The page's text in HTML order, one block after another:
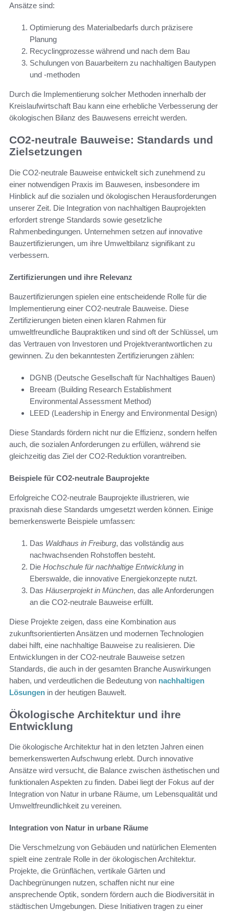
Ansätze sind:
Optimierung des Materialbedarfs durch präzisere
Planung
Recyclingprozesse während und nach dem Bau
Schulungen von Bauarbeitern zu nachhaltigen Bautypen
und -methoden
Durch die Implementierung solcher Methoden innerhalb der
Kreislaufwirtschaft Bau kann eine erhebliche Verbesserung der
ökologischen Bilanz des Bauwesens erreicht werden.
CO2-neutrale Bauweise: Standards und
Zielsetzungen
Die CO2-neutrale Bauweise entwickelt sich zunehmend zu
einer notwendigen Praxis im Bauwesen, insbesondere im
Hinblick auf die sozialen und ökologischen Herausforderungen
unserer Zeit. Die Integration von nachhaltigen Bauprojekten
erfordert strenge Standards sowie gesetzliche
Rahmenbedingungen. Unternehmen setzen auf innovative
Bauzertifizierungen, um ihre Umweltbilanz signifikant zu
verbessern.
Zertifizierungen und ihre Relevanz
Bauzertifizierungen spielen eine entscheidende Rolle für die
Implementierung einer CO2-neutrale Bauweise. Diese
Zertifizierungen bieten einen klaren Rahmen für
umweltfreundliche Baupraktiken und sind oft der Schlüssel, um
das Vertrauen von Investoren und Projektverantwortlichen zu
gewinnen. Zu den bekanntesten Zertifizierungen zählen:
DGNB (Deutsche Gesellschaft für Nachhaltiges Bauen)
Breeam (Building Research Establishment
Environmental Assessment Method)
LEED (Leadership in Energy and Environmental Design)
Diese Standards fördern nicht nur die Effizienz, sondern helfen
auch, die sozialen Anforderungen zu erfüllen, während sie
gleichzeitig das Ziel der CO2-Reduktion vorantreiben.
Beispiele für CO2-neutrale Bauprojekte
Erfolgreiche CO2-neutrale Bauprojekte illustrieren, wie
praxisnah diese Standards umgesetzt werden können. Einige
bemerkenswerte Beispiele umfassen:
Das Waldhaus in Freiburg, das vollständig aus
nachwachsenden Rohstoffen besteht.
Die Hochschule für nachhaltige Entwicklung in
Eberswalde, die innovative Energiekonzepte nutzt.
Das Häuserprojekt in München, das alle Anforderungen
an die CO2-neutrale Bauweise erfüllt.
Diese Projekte zeigen, dass eine Kombination aus
zukunftsorientierten Ansätzen und modernen Technologien
dabei hilft, eine nachhaltige Bauweise zu realisieren. Die
Entwicklungen in der CO2-neutrale Bauweise setzen
Standards, die auch in der gesamten Branche Auswirkungen
haben, und verdeutlichen die Bedeutung von nachhaltigen
Lösungen in der heutigen Bauwelt.
Ökologische Architektur und ihre
Entwicklung
Die ökologische Architektur hat in den letzten Jahren einen
bemerkenswerten Aufschwung erlebt. Durch innovative
Ansätze wird versucht, die Balance zwischen ästhetischen und
funktionalen Aspekten zu finden. Dabei liegt der Fokus auf der
Integration von Natur in urbane Räume, um Lebensqualität und
Umweltfreundlichkeit zu vereinen.
Integration von Natur in urbane Räume
Die Verschmelzung von Gebäuden und natürlichen Elementen
spielt eine zentrale Rolle in der ökologischen Architektur.
Projekte, die Grünflächen, vertikale Gärten und
Dachbegrünungen nutzen, schaffen nicht nur eine
ansprechende Optik, sondern fördern auch die Biodiversität in
städtischen Umgebungen. Diese Initiativen tragen zu einer